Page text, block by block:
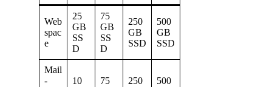
Web
spac
e
25
GB
SS
D
75
GB
SS
D
250
GB
SSD
500
GB
SSD
Mail
-
10
75
250
500